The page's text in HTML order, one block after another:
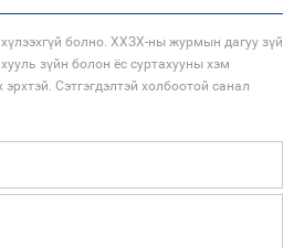
болно. ХХЗХ-ны журмын дагуу зүй
зүйн болон ёс суртахууны хэм
Сэтгэгдэлтэй холбоотой санал